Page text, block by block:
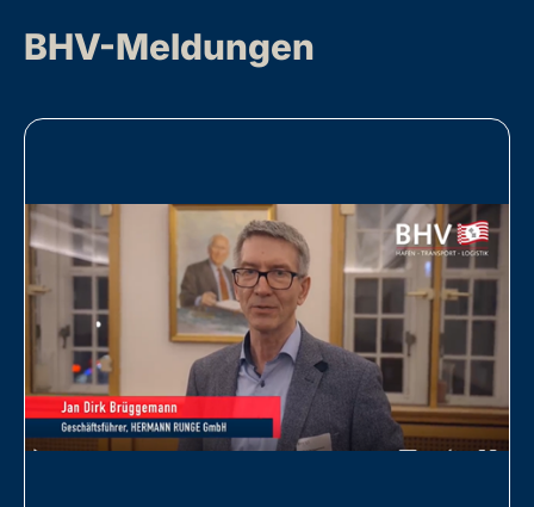
BHV-Meldungen